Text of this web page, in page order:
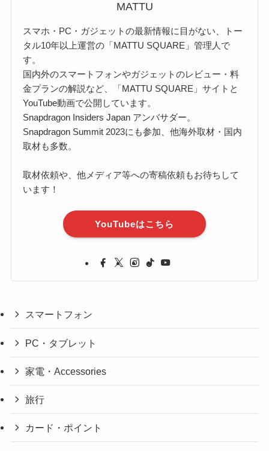
MATTU
スマホ・PC・ガジェットの最新情報に目がない、トー
タル10年以上運営の「MATTU SQUARE」管理人で
す。
国内外のスマートフォンやガジェットのレビュー・料
金プランの解説など、「MATTU SQUARE」サイトと
YouTube動画で公開しています。
Snapdragon Insiders Japan アンバサダー。
Snapdragon Summit 2023にも参加、他海外取材・国内
取材も多数。
取材依頼や、他メディア等への寄稿依頼もお待ちして
います！
YouTubeはこちら
スマートフォン
PC・タブレット
家電・Accessories
旅行
カード・ポイント